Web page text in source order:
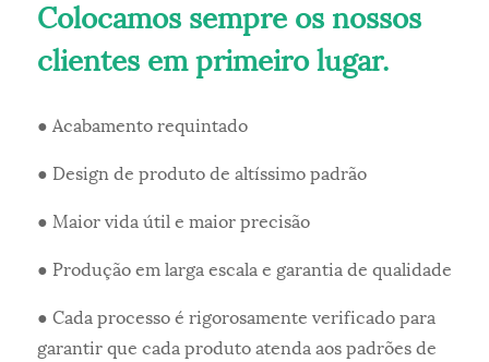
Colocamos sempre os nossos
clientes em primeiro lugar.
● Acabamento requintado
● Design de produto de altíssimo padrão
● Maior vida útil e maior precisão
● Produção em larga escala e garantia de qualidade
● Cada processo é rigorosamente verificado para
garantir que cada produto atenda aos padrões de